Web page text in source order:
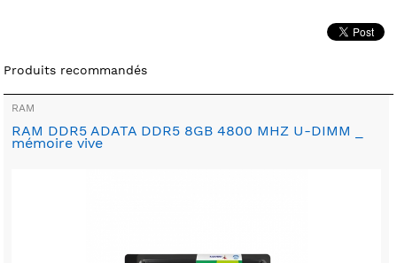
Produits recommandés
RAM
RAM DDR5 ADATA DDR5 8GB 4800 MHZ U-DIMM _
mémoire vive